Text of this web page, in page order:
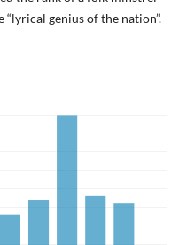
genius of the nation”.